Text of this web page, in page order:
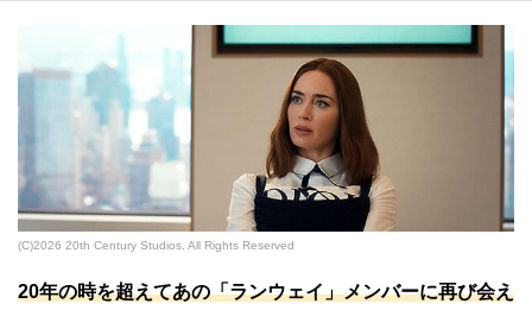
(C)2026 20th Century Studios. All Rights Reserved
20年の時を超えてあの「ランウェイ」メンバーに再び会え